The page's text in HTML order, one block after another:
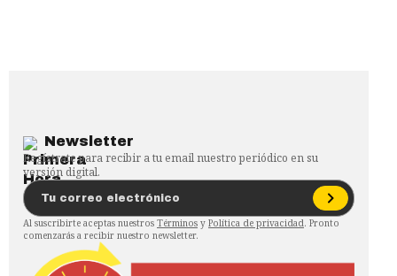
Newsletter
Regístrate para recibir a tu email nuestro periódico en su
versión digital.
Al suscribirte aceptas nuestros Términos y Política de privacidad. Pronto
comenzarás a recibir nuestro newsletter.